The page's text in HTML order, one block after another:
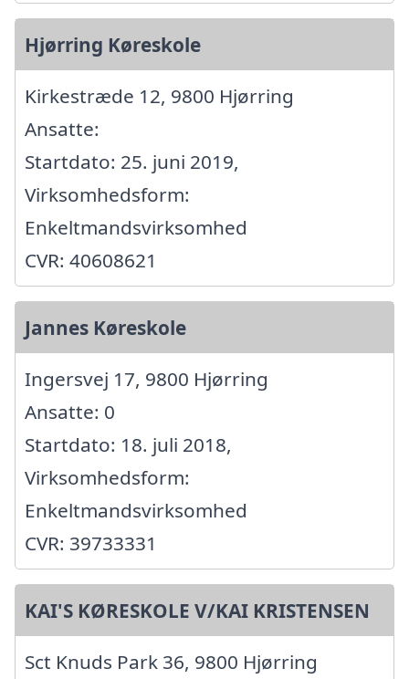
Hjørring Køreskole
Kirkestræde 12, 9800 Hjørring
Ansatte:
Startdato: 25. juni 2019,
Virksomhedsform:
Enkeltmandsvirksomhed
CVR: 40608621
Jannes Køreskole
Ingersvej 17, 9800 Hjørring
Ansatte: 0
Startdato: 18. juli 2018,
Virksomhedsform:
Enkeltmandsvirksomhed
CVR: 39733331
KAI'S KØRESKOLE V/KAI KRISTENSEN
Sct Knuds Park 36, 9800 Hjørring